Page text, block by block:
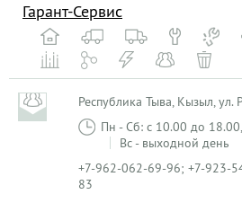
Гарант-Сервис
Республика Тыва, Кызыл, ул.
Пн - Сб: с 10.00 до
Вс - выходной день
+7-962-062-69-96; +7-923-
83